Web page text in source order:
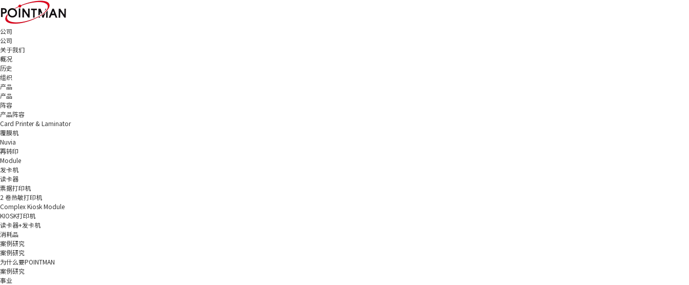
公司
公司
关于我们
概况
历史
组织
产品
产品
阵容
产品阵容
Card Printer & Laminator
覆膜机
Nuvia
再转印
Module
发卡机
读卡器
票据打印机
2 卷热敏打印机
Complex Kiosk Module
KIOSK打印机
读卡器+发卡机
消耗品
案例研究
案例研究
为什么要POINTMAN
案例研究
事业